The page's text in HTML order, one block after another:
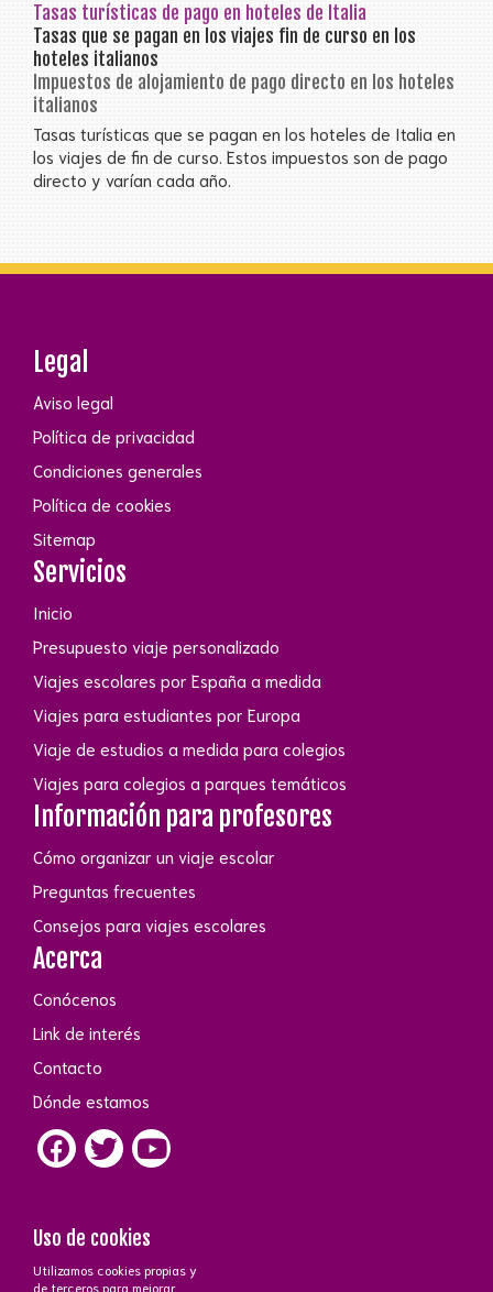
Tasas turísticas de pago en hoteles de Italia
Tasas que se pagan en los viajes fin de curso en los
hoteles italianos
Impuestos de alojamiento de pago directo en los hoteles
italianos
Tasas turísticas que se pagan en los hoteles de Italia en
los viajes de fin de curso. Estos impuestos son de pago
directo y varían cada año.
Legal
Aviso legal
Política de privacidad
Condiciones generales
Política de cookies
Sitemap
Servicios
Inicio
Presupuesto viaje personalizado
Viajes escolares por España a medida
Viajes para estudiantes por Europa
Viaje de estudios a medida para colegios
Viajes para colegios a parques temáticos
Información para profesores
Cómo organizar un viaje escolar
Preguntas frecuentes
Consejos para viajes escolares
Acerca
Conócenos
Link de interés
Contacto
Dónde estamos
Uso de cookies
Utilizamos cookies propias y
de terceros para mejorar